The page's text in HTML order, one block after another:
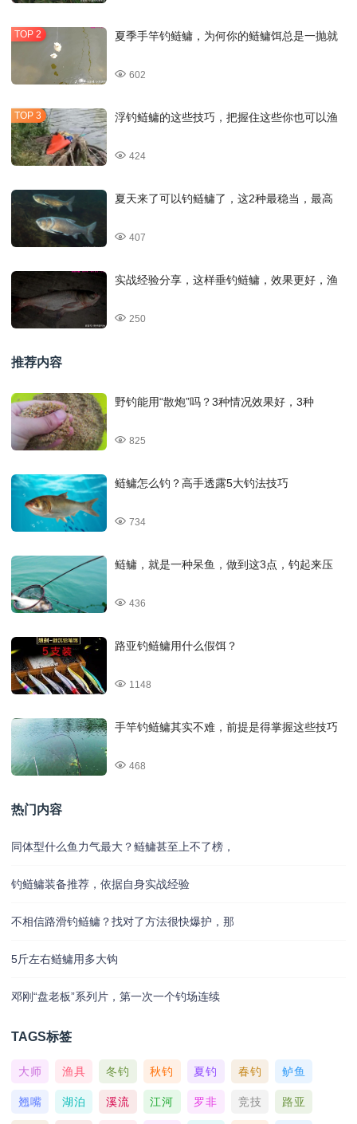
夏季手竿钓鲢鳙，为何你的鲢鳙饵总是一抛就
602
浮钓鲢鳙的这些技巧，把握住这些你也可以渔
424
夏天来了可以钓鲢鳙了，这2种最稳当，最高
407
实战经验分享，这样垂钓鲢鳙，效果更好，渔
250
推荐内容
野钓能用“散炮”吗？3种情况效果好，3种
825
鲢鳙怎么钓？高手透露5大钓法技巧
734
鲢鳙，就是一种呆鱼，做到这3点，钓起来压
436
路亚钓鲢鳙用什么假饵？
1148
手竿钓鲢鳙其实不难，前提是得掌握这些技巧
468
热门内容
同体型什么鱼力气最大？鲢鳙甚至上不了榜，
钓鲢鳙装备推荐，依据自身实战经验
不相信路滑钓鲢鳙？找对了方法很快爆护，那
5斤左右鲢鳙用多大钩
邓刚“盘老板”系列片，第一次一个钓场连续
TAGS标签
大师 渔具 冬钓 秋钓 夏钓 春钓 鲈鱼
翘嘴 湖泊 溪流 江河 罗非 竞技 路亚